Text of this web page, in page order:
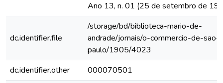
Ano 13, n. 01 (25 de setembro de
dc.identifier.file
/storage/bd/biblioteca-mario-de-
andrade/jornais/o-commercio-de-sao-
paulo/1905/4023
dc.identifier.other
000070501